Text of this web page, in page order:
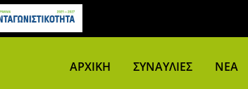
ΑΡΧΙΚΗ ΣΥΝΑΥΛΙΕΣ ΝΕΑ